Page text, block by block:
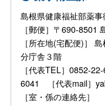
島根県健康福祉部薬事
［郵便］〒690-8501
［所在地(宅配便)］
分庁舎３階
［代表TEL］0852-
6041 ［代表mail］
［室・係の連絡先］